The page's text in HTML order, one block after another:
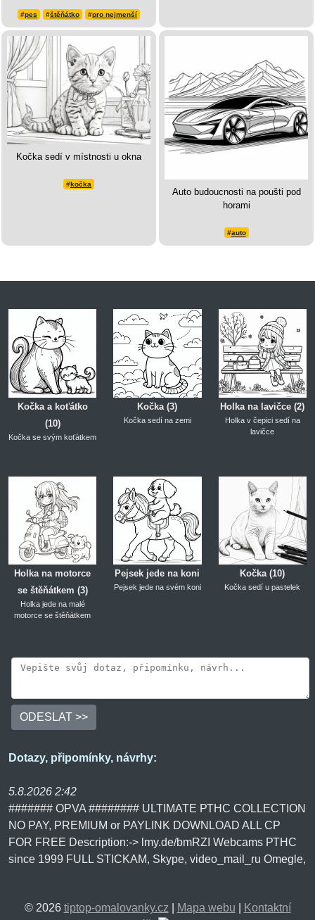
#pes #štěňátko #pro nejmenší
Kočka sedí v místnosti u okna
#kočka
Auto budoucnosti na poušti pod
horami
#auto
Kočka a koťátko
(10)
Kočka se svým koťátkem
Kočka (3)
Kočka sedí na zemi
Holka na lavičce (2)
Holka v čepici sedí na
lavičce
Holka na motorce
se štěňátkem (3)
Holka jede na malé
motorce se štěňátkem
Pejsek jede na koni
Pejsek jede na svém koni
Kočka (10)
Kočka sedí u pastelek
ODESLAT >>
Dotazy, připomínky, návrhy:
5.8.2026 2:42
####### OPVA ######## ULTIMATE РТНС COLLECTION
NO PAY, PREMIUM or PAYLINK DOWNLOAD ALL СР
FOR FREE Description:-> lmy.de/bmRZI Webcams РТНС
since 1999 FULL STICKAM, Skype, video_mail_ru Omegle,
Peterburg Moscow, Liluplanet, Kids Box Fattman,
© 2026 tiptop-omalovanky.cz Mapa webu
Kontaktní